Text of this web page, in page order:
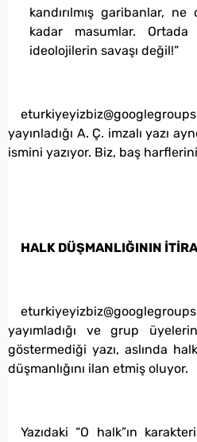
kandırılmış garibanlar, ne
kadar masumlar.
ideolojilerin savaşı değil!”
yayınladığı A. Ç. imzalı yazı
ismini yazıyor. Biz, baş
HALK DÜŞMANLIĞININ
yayımladığı ve grup
göstermediği yazı, aslında
düşmanlığını ilan etmiş oluyor.
Yazıdaki “O halk”ın